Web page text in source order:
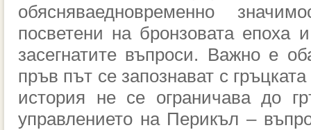
обясняваедновременно
посветени на бронзовата епоха
засегнатите въпроси. Важно е
пръв път се запознават с
история не се ограничава до
управлението на Перикъл –